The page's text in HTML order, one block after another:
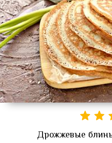
Дрожжевые